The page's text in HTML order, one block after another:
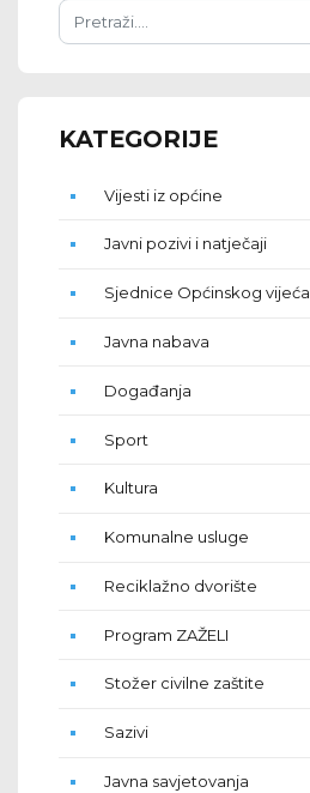
KATEGORIJE
Vijesti iz općine
Javni pozivi i natječaji
Sjednice Općinskog vijeća
Javna nabava
Događanja
Sport
Kultura
Komunalne usluge
Reciklažno dvorište
Program ZAŽELI
Stožer civilne zaštite
Sazivi
Javna savjetovanja